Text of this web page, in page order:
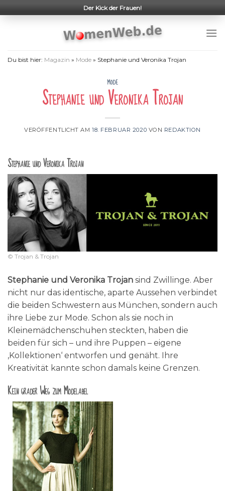
to
Der Kick der Frauen!
Du bist hier: Magazin » Mode » Stephanie und Veronika Trojan
MODE
Stephanie und Veronika Trojan
VERÖFFENTLICHT AM18. FEBRUAR 2020 VON REDAKTION
Stephanie und Veronika Trojan
© Trojan & Trojan
Stephanie und Veronika Trojan sind Zwillinge. Aber
nicht nur das identische, aparte Aussehen verbindet
die beiden Schwestern aus München, sondern auch
ihre Liebe zur Mode. Schon als sie noch in
Kleinemädchenschuhen steckten, haben die
beiden für sich – und ihre Puppen – eigene
‚Kollektionen‘ entworfen und genäht. Ihre
Kreativität kannte schon damals keine Grenzen.
Kein grader Weg zum Modelabel